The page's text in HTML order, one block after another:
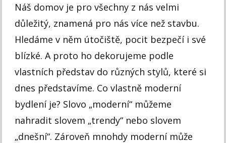
Náš domov je pro všechny z nás velmi
důležitý, znamená pro nás více než stavbu.
Hledáme v něm útočiště, pocit bezpečí i své
blízké. A proto ho dekorujeme podle
vlastních představ do různých stylů, které si
dnes představíme. Co vlastně moderní
bydlení je? Slovo „moderní“ můžeme
nahradit slovem „trendy“ nebo slovem
„dnešní“. Zároveň mnohdy moderní může